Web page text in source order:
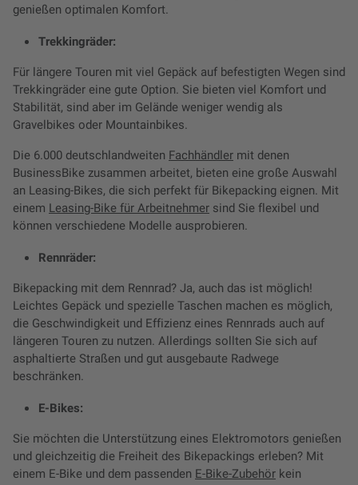
genießen optimalen Komfort.
Trekkingräder:
Für längere Touren mit viel Gepäck auf befestigten Wegen sind
Trekkingräder eine gute Option. Sie bieten viel Komfort und
Stabilität, sind aber im Gelände weniger wendig als
Gravelbikes oder Mountainbikes.
Die 6.000 deutschlandweiten Fachhändler mit denen
BusinessBike zusammen arbeitet, bieten eine große Auswahl
an Leasing-Bikes, die sich perfekt für Bikepacking eignen. Mit
einem Leasing-Bike für Arbeitnehmer sind Sie flexibel und
können verschiedene Modelle ausprobieren.
Rennräder:
Bikepacking mit dem Rennrad? Ja, auch das ist möglich!
Leichtes Gepäck und spezielle Taschen machen es möglich,
die Geschwindigkeit und Effizienz eines Rennrads auch auf
längeren Touren zu nutzen. Allerdings sollten Sie sich auf
asphaltierte Straßen und gut ausgebaute Radwege
beschränken.
E-Bikes:
Sie möchten die Unterstützung eines Elektromotors genießen
und gleichzeitig die Freiheit des Bikepackings erleben? Mit
einem E-Bike und dem passenden E-Bike-Zubehör kein